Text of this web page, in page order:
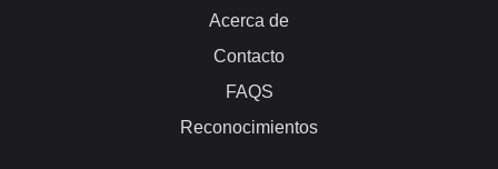
Acerca de
Contacto
FAQS
Reconocimientos